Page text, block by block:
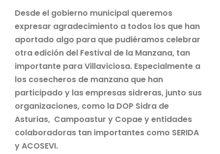
Desde el gobierno municipal queremos
expresar agradecimiento a todos los que han
aportado algo para que pudiéramos celebrar
otra edición del Festival de la Manzana, tan
importante para Villaviciosa. Especialmente a
los cosecheros de manzana que han
participado y las empresas sidreras, junto sus
organizaciones, como la DOP Sidra de
Asturias, Campoastur y Copae y entidades
colaboradoras tan importantes como SERIDA
y ACOSEVI.